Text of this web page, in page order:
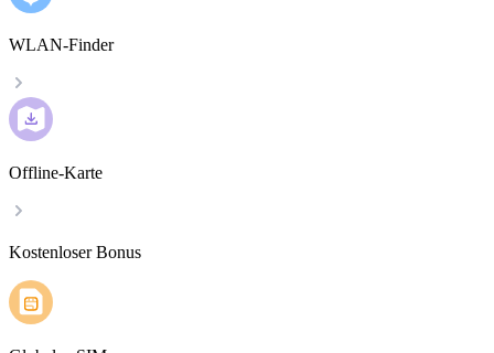
WLAN-Finder
Offline-Karte
Kostenloser Bonus